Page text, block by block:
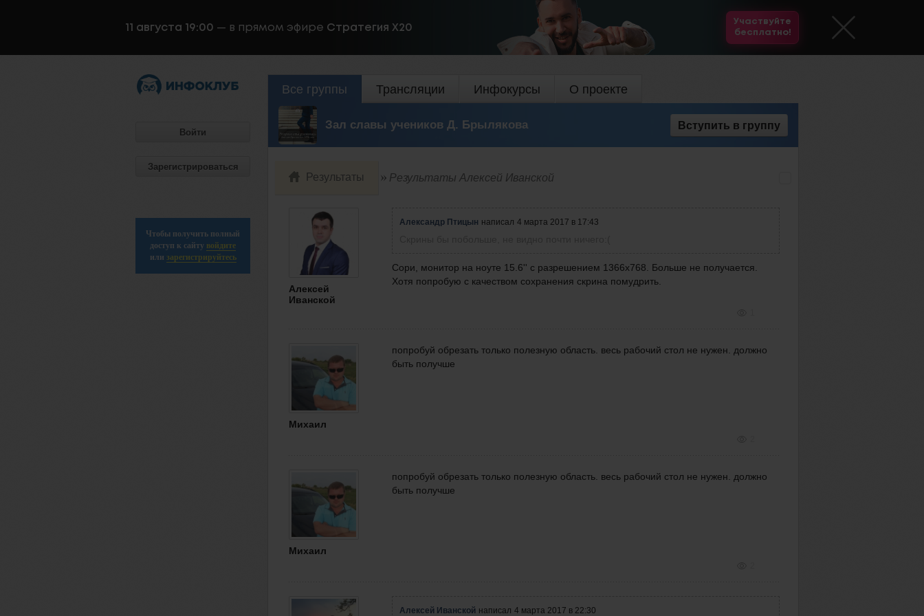
11 августа 19:00 — в прямом эфире Стратегия Х20
Участвуйте
бесплатно!
Войти
Зарегистрироваться
Чтобы получить полный
доступ к сайту войдите
или зарегистрируйтесь
Все группы Трансляции Инфокурсы О проекте
Зал славы учеников Д. Брылякова Вступить в группу
Результаты Результаты Алексей Иванской
Алексей
Иванской
Александр Птицын написал 4 марта 2017 в 17:43
Сори, монитор на ноуте 15.6'' с разрешением 1366х768. Больше не получается.
Хотя попробую с качеством сохранения скрина помудрить.
Михаил
попробуй обрезать только полезную область. весь рабочий стол не нужен. должно
быть получше
Михаил
попробуй обрезать только полезную область. весь рабочий стол не нужен. должно
быть получше
Алексей Иванской написал 4 марта 2017 в 22:30